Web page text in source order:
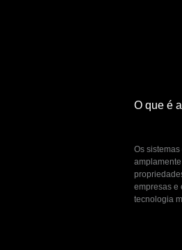
O que é
Os
empresas e
tecnologia